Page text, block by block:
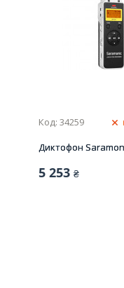
Код: 34259
Диктофон
5 253 ₴